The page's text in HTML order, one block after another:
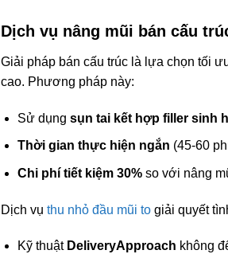
Dịch vụ nâng mũi bán cấu
Giải pháp bán cấu trúc là lựa chọn tối
cao. Phương pháp này:
Sử dụng sụn tai kết hợp filler sinh
Thời gian thực hiện ngắn (45-60
Chi phí tiết kiệm 30%so với nâng
Dịch vụ thu nhỏ đầu mũi to giải quyết
Kỹ thuật DeliveryApproach không